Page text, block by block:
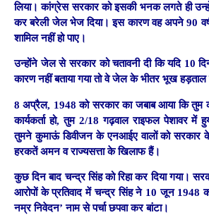
लिया। कांग्रेस सरकार को इसकी भनक लगते ही
कर बरेली जेल भेज दिया। इस कारण वह अपने 90
शामिल नहीं हो पाए।
उन्होंने जेल से सरकार को चतावनी दी कि यदि 10
कारण नहीं बताया गया तो वे जेल के भीतर भूख
8 अप्रैल, 1948 को सरकार का जबाब आया कि तुम
कार्यकर्ता हो, तुम 2/18 गढ़वाल राइफल पेशावर में
तुमने कुमाऊं डिवीजन के एनआईए वालों को सरकार के
हरकतें अमन व राज्यसत्ता के खिलाफ हैं।
कुछ दिन बाद चन्द्र सिंह को रिहा कर दिया गया।
आरोपों के प्रतिवाद में चन्द्र सिंह ने 10 जून 1948
नम्र निवेदन’ नाम से पर्चा छपवा कर बांटा।